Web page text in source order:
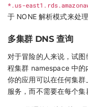
*.us-
于 NONE 解析模式来处理
多集群 DNS 查询
对于冒险的人来说，试
程集群 namespace 中的
你的应用可以在任何集
服务，而不需要在每个